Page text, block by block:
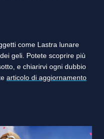
come Lastra lunare
geli. Potete scoprire più
e chiarirvi ogni dubbio
articolo di aggiornamento